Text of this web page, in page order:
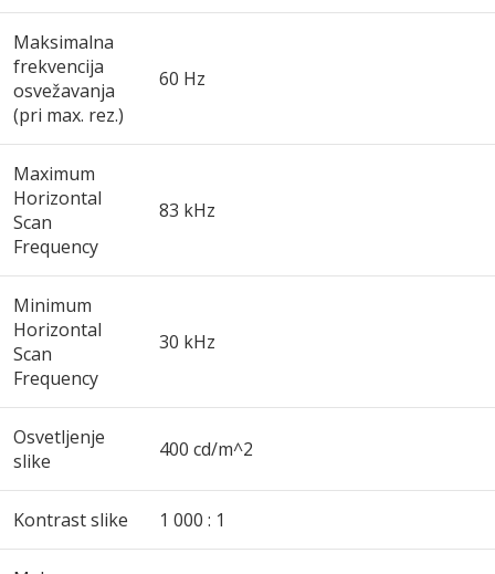
Maksimalna
frekvencija
osvežavanja
(pri max. rez.)
60 Hz
Maximum
Horizontal
Scan
Frequency
83 kHz
Minimum
Horizontal
Scan
Frequency
30 kHz
Osvetljenje
slike
400 cd/m^2
Kontrast slike 1 000 : 1